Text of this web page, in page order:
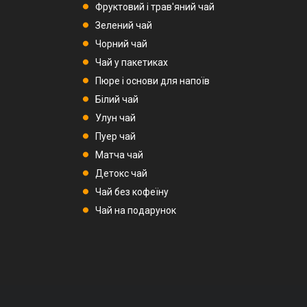
Фруктовий і трав'яний чай
Зелений чай
Чорний чай
Чай у пакетиках
Пюре і основи для напоїв
Білий чай
Улун чай
Пуер чай
Матча чай
Детокс чай
Чай без кофеїну
Чай на подарунок